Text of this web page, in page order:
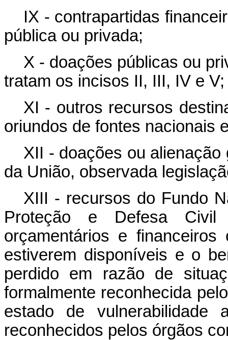
IX - contrapartidas
pública ou privada;
X - doações públicas ou
tratam os incisos II, III, IV e V;
XI - outros recursos
oriundos de fontes nacionais
XII - doações ou
da União, observada
XIII - recursos do Fundo
Proteção e Defesa Civil
orçamentários e
estiverem disponíveis e o
perdido em razão de
formalmente reconhecida
estado de vulnerabilidade
reconhecidos pelos órgãos